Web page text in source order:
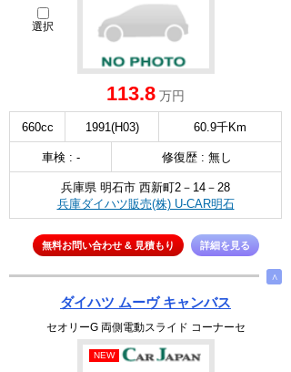
選択
113.8 万円
660cc 1991(H03) 60.9千Km
車検 : - 修復歴 : 無し
兵庫県 明石市 西新町2－14－28
兵庫ダイハツ販売(株) U-CAR明石
無料お問い合わせ & 見積もり 詳細を見る
∧
ダイハツ ムーヴ キャンバス
セオリーG 両側電動スライド コーナーセ
NEW